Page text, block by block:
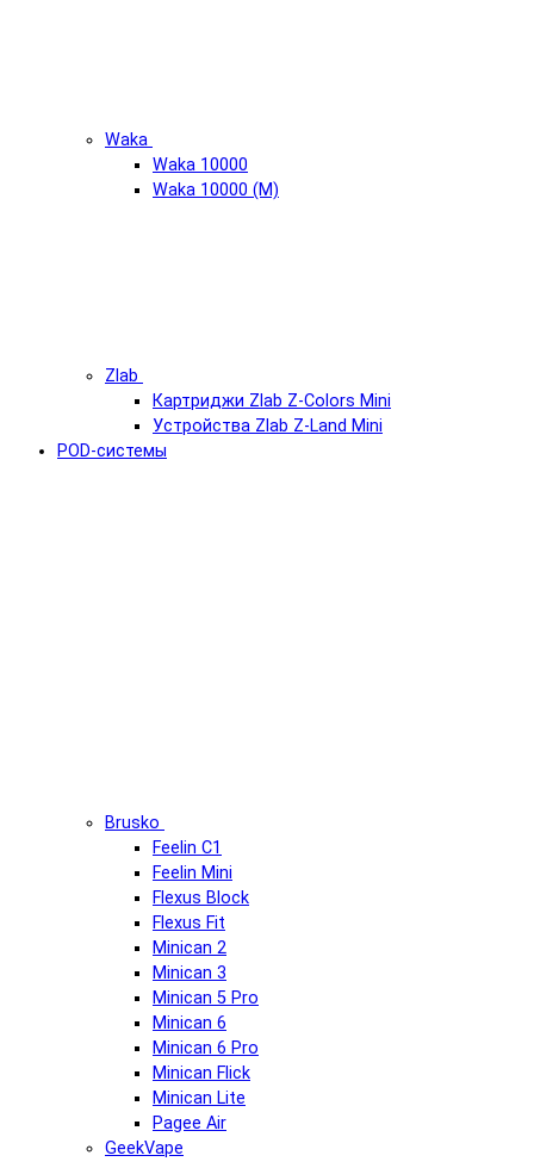
Waka
Waka 10000
Waka 10000 (М)
Zlab
Картриджи Zlab Z-Colors Mini
Устройства Zlab Z-Land Mini
POD-системы
Brusko
Feelin C1
Feelin Mini
Flexus Block
Flexus Fit
Minican 2
Minican 3
Minican 5 Pro
Minican 6
Minican 6 Pro
Minican Flick
Minican Lite
Pagee Air
GeekVape